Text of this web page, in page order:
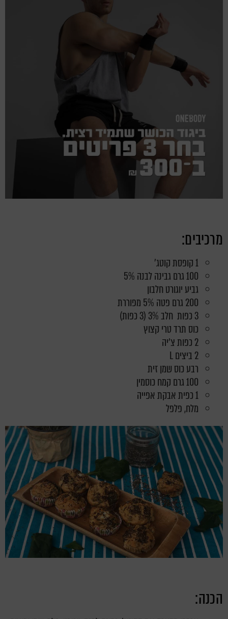
מרכיבים:
1 קופסת קוטג'
100 גרם גבינה לבנה 5%
גביע יוגורט חלבון
200 גרם פטה 5% מפוררת
3 כפות חלב 3% (3 כפות)
כוס תרד טרי קצוץ
2 כפות צ'יה
2 ביצים L
רבע כוס שמן זית
100 גרם קמח כוסמין
1 כפית אבקת אפייה
מלח, פלפל
הכנה: